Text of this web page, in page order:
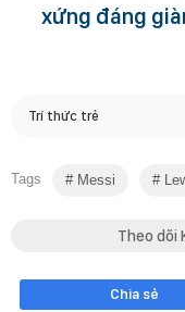
xứng đáng
Trí thức trẻ
Tags Messi
Theo dõi
Chia sẻ